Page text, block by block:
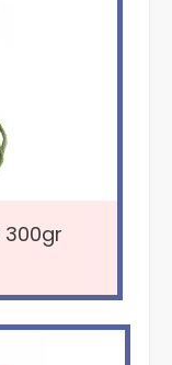
300gr